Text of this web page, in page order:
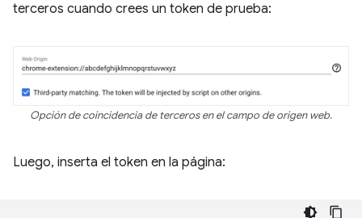
terceros cuando crees un token de prueba:
Opción de coincidencia de terceros en el campo de origen web.
Luego, inserta el token en la página: